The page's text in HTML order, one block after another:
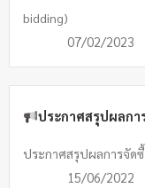
bidding)
07/02/2023
ประกาศสรุปผลกา
ประกาศสรุปผลการจัด
15/06/2022